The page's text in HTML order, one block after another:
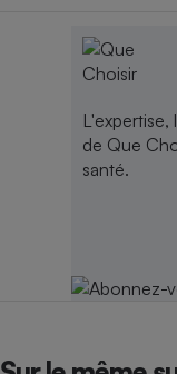
de Que
santé.